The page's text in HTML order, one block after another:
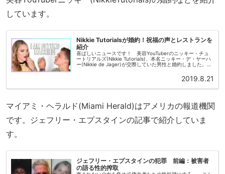
しています。
Nikkie Tutorialsが婚約！祝福の声とレストランを
紹介
喜ばしいニュースです！ 美容YouTuberのニッキー・チュ
ートリアルズ(Nikkie Tutorials)、本名ニッキー・デ・ヤーハ
ー(Nikkie de Jager)が交際していた男性と婚約しました。お
2019.8.21
マイアミ・ヘラルド(Miami Herald)はアメリカの報道機関
です。ジェフリー・エプスタインの記事で紹介していま
す。
ジェフリー・エプスタインの犯罪 前編：被害者
の語る性的搾取